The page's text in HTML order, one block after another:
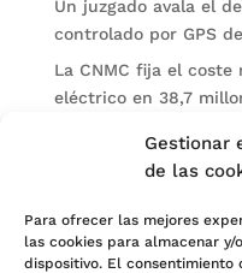
Gestionar
de las
Para ofrecer las mejores
las cookies para almacenar
dispositivo. El consentimiento
Un juzgado avala el
controlado por GPS
La CNMC fija el
eléctrico en 38,7
El BOE publica
Categorías
Actualidad